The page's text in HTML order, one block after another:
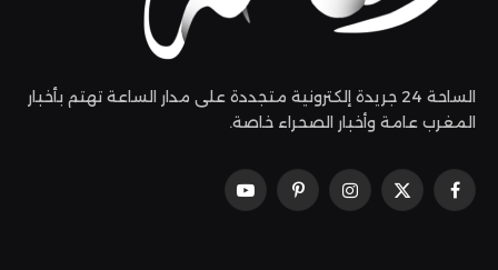
الساحة 24 جريدة إلكترونية متجددة على مدار الساعة تهتم بأخبار
المغرب عامة وأخبار الصحراء خاصة.
فيسبوك
X
الانستغرامبينتيريستيوتيوب